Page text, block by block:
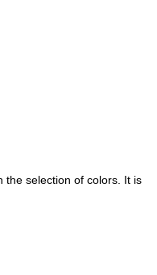
selection of colors. It is